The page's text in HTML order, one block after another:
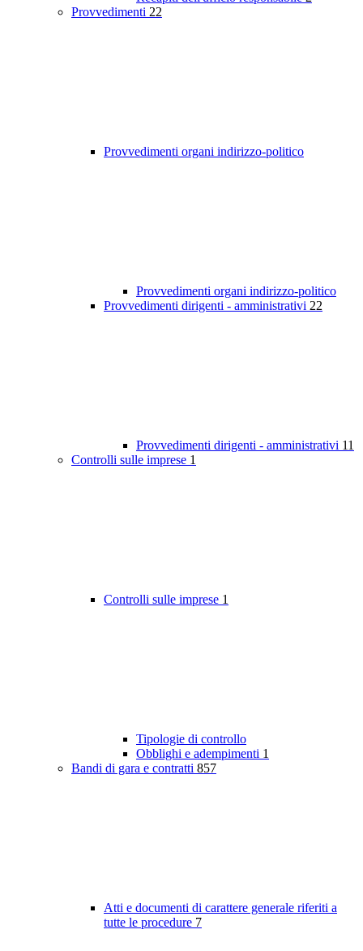
Provvedimenti 22
Provvedimenti organi indirizzo-politico
Provvedimenti organi indirizzo-politico
Provvedimenti dirigenti - amministrativi 22
Provvedimenti dirigenti - amministrativi 11
Controlli sulle imprese 1
Controlli sulle imprese 1
Tipologie di controllo
Obblighi e adempimenti 1
Bandi di gara e contratti 857
Atti e documenti di carattere generale riferiti a
tutte le procedure 7